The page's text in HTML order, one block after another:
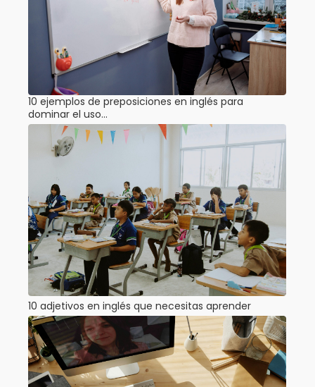
10 ejemplos de preposiciones en inglés para
dominar el uso…
10 adjetivos en inglés que necesitas aprender